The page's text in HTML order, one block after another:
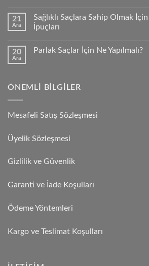
21
Ara
Sağlıklı Saçlara Sahip Olmak
İpuçları
20
Ara
Parlak Saçlar İçin Ne Yapılmalı?
ÖNEMLI BILGILER
Mesafeli Satış Sözleşmesi
Üyelik Sözleşmesi
Gizlilik ve Güvenlik
Garanti ve İade Koşulları
Ödeme Yöntemleri
Kargo ve Teslimat Koşulları